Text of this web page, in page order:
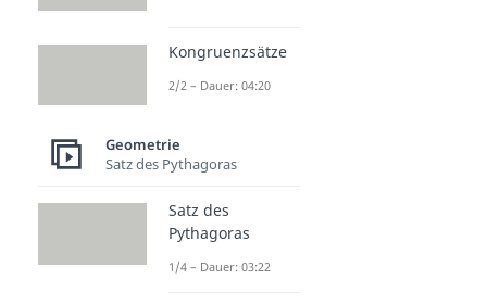
Kongruenzsätze
2/2 – Dauer: 04:20
Geometrie
Satz des Pythagoras
Satz des
Pythagoras
1/4 – Dauer: 03:22